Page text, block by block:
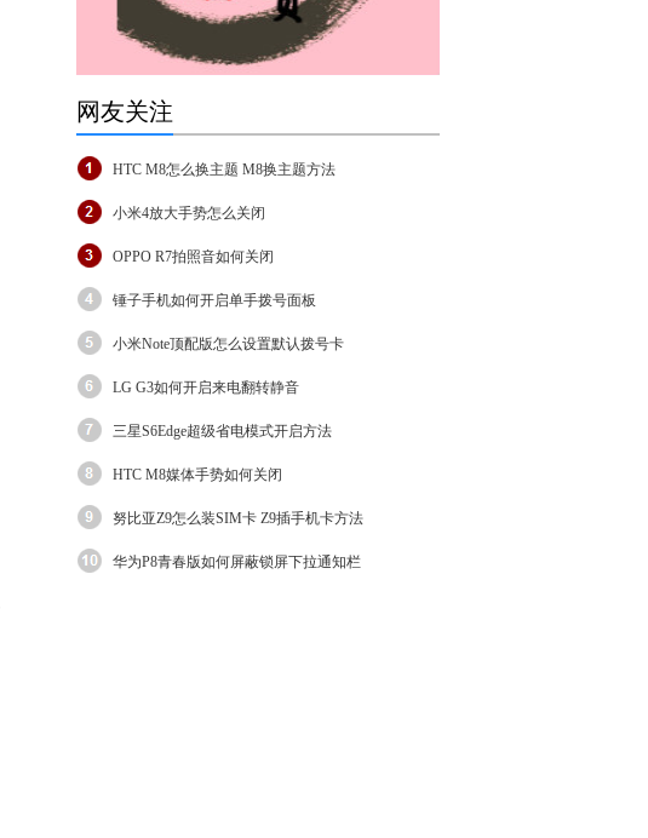
网友关注
HTC M8怎么换主题 M8换主题方法
小米4放大手势怎么关闭
OPPO R7拍照音如何关闭
锤子手机如何开启单手拨号面板
小米Note顶配版怎么设置默认拨号卡
LG G3如何开启来电翻转静音
三星S6Edge超级省电模式开启方法
HTC M8媒体手势如何关闭
努比亚Z9怎么装SIM卡 Z9插手机卡方法
华为P8青春版如何屏蔽锁屏下拉通知栏